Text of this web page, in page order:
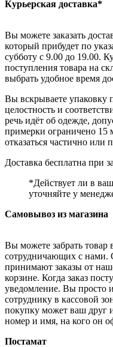
Курьерская доставка*
Вы можете заказать
который прибудет по
субботу с 9.00 до 19.00.
поступления товара на
выбрать удобное время
Вы вскрываете упаковку
целостность и
речь идёт об одежде,
примерки ограничено
отказаться частично или
Доставка бесплатна при
*Действует ли в
уточняйте у
Самовывоз из магазина
Вы можете забрать товар
сотрудничающих с нами.
принимают заказы от
корзине. Когда заказ
уведомление. Вы просто
сотруднику в кассовой
покупку может ваш друг
номер и имя, на кого он
Постамат